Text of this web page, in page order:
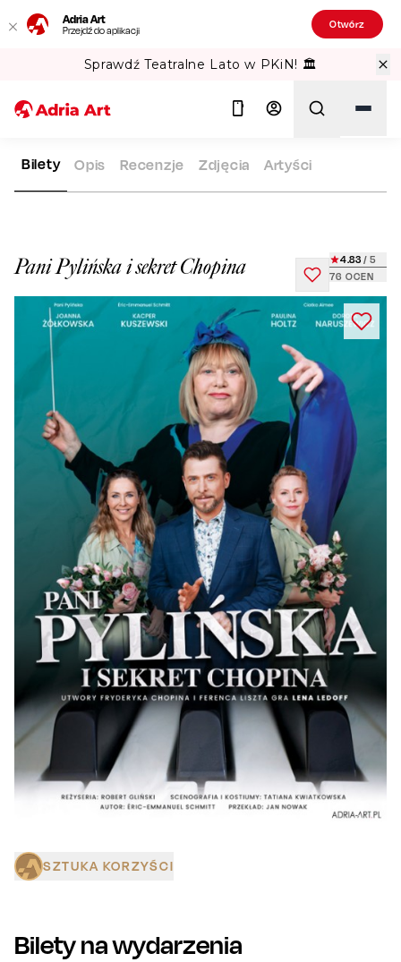
Adria Art
Przejdź do aplikacji Otwórz
Sprawdź Teatralne Lato w PKiN! 🏛️
ADRIA ART REPERTUAR PANI PYLIŃSKA I SEKRET CHOPINA
Pani Pylińska i sekret Chopina 76 OCEN
4.83 / 5
Bilety Opis Recenzje Zdjęcia Artyści
SZTUKA KORZYŚCI
Bilety na wydarzenia